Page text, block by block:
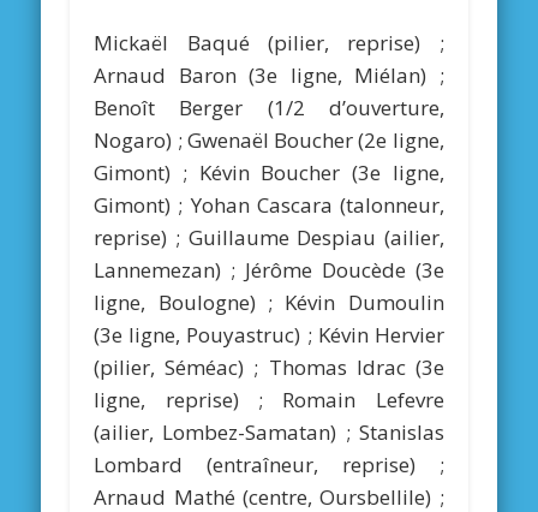
Mickaël Baqué (pilier, reprise) ;
Arnaud Baron (3e ligne, Miélan) ;
Benoît Berger (1/2 d’ouverture,
Nogaro) ; Gwenaël Boucher (2e ligne,
Gimont) ; Kévin Boucher (3e ligne,
Gimont) ; Yohan Cascara (talonneur,
reprise) ; Guillaume Despiau (ailier,
Lannemezan) ; Jérôme Doucède (3e
ligne, Boulogne) ; Kévin Dumoulin
(3e ligne, Pouyastruc) ; Kévin Hervier
(pilier, Séméac) ; Thomas Idrac (3e
ligne, reprise) ; Romain Lefevre
(ailier, Lombez-Samatan) ; Stanislas
Lombard (entraîneur, reprise) ;
Arnaud Mathé (centre, Oursbellile) ;